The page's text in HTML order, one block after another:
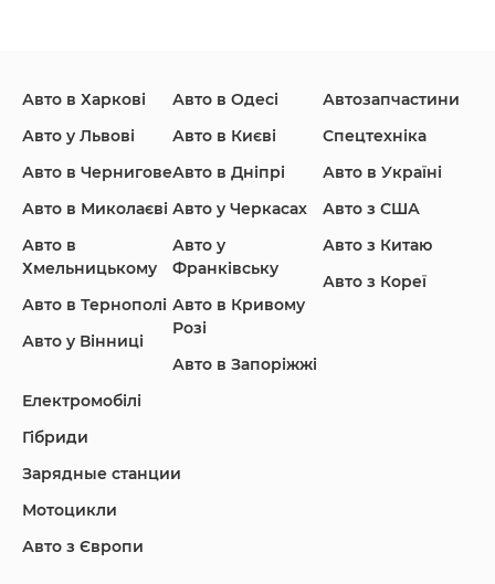
Honda Hyundai
Infiniti Jaguar Jeep
Land Rover
Авто в Харкові
Авто у Львові
Авто в Чернигове
Авто в Миколаєві
Авто в
Хмельницькому
Авто в Тернополі
Авто у Вінниці
Авто в Одесі
Авто в Києві
Авто в Дніпрі
Авто у Черкасах
Авто у
Франківську
Авто в Кривому
Розі
Авто в Запоріжжі
Автозапчастини
Спецтехніка
Авто в Україні
Авто з США
Авто з Китаю
Авто з Кореї
Електромобілі
Гібриди
Зарядные станции
Мотоцикли
Авто з Європи